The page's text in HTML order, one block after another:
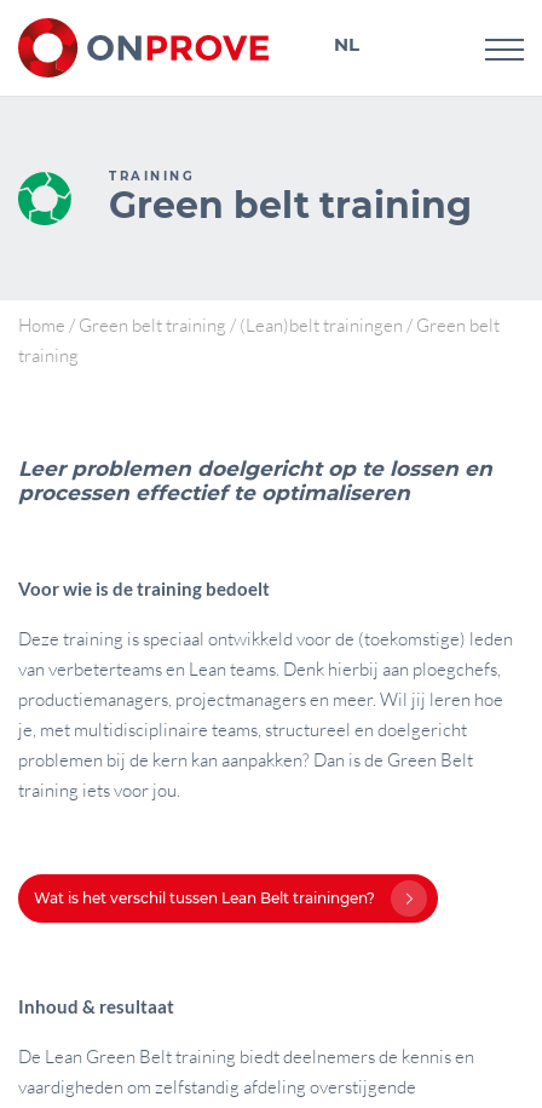
NL
TRAINING
Green belt training
Home / Green belt training / (Lean)belt trainingen / Green belt
training
Leer problemen doelgericht op te lossen en
processen effectief te optimaliseren
Voor wie is de training bedoelt
Deze training is speciaal ontwikkeld voor de (toekomstige) leden
van verbeterteams en Lean teams. Denk hierbij aan ploegchefs,
productiemanagers, projectmanagers en meer. Wil jij leren hoe
je, met multidisciplinaire teams, structureel en doelgericht
problemen bij de kern kan aanpakken? Dan is de Green Belt
training iets voor jou.
Wat is het verschil tussen Lean Belt trainingen?
Inhoud & resultaat
De Lean Green Belt training biedt deelnemers de kennis en
vaardigheden om zelfstandig afdeling overstijgende